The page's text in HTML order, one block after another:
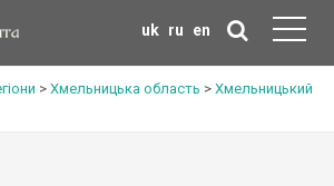
uk ru en
> Хмельницька область > Хмельницький